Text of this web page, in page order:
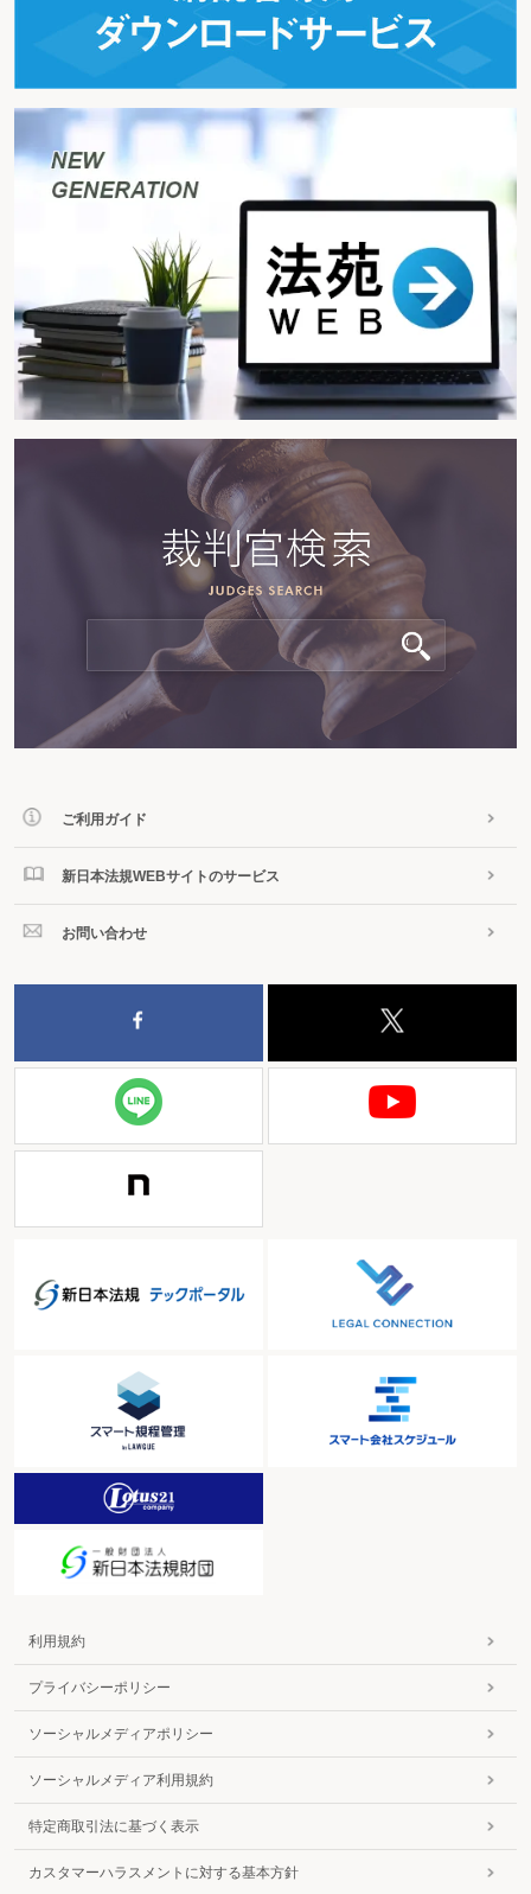
ご利用ガイド
新日本法規WEBサイトのサービス
お問い合わせ
利用規約
プライバシーポリシー
ソーシャルメディアポリシー
ソーシャルメディア利用規約
特定商取引法に基づく表示
カスタマーハラスメントに対する基本方針